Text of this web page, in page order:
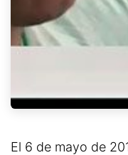
El 6 de mayo de